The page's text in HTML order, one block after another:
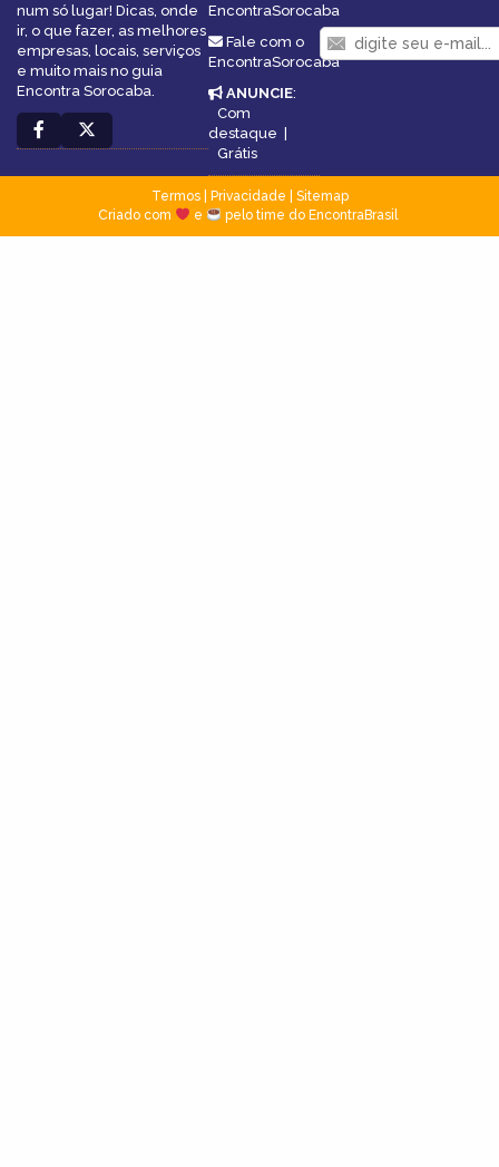
num só lugar! Dicas, onde
ir, o que fazer, as melhores
empresas, locais, serviços
e muito mais no guia
Encontra Sorocaba.
EncontraSorocaba
Fale com o
EncontraSorocaba
ANUNCIE:
Com
destaque |
Grátis
Termos| Privacidade
Sitemap
Criado com
e pelo time do EncontraBrasil